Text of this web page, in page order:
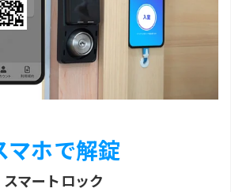
マホで解錠
スマートロック